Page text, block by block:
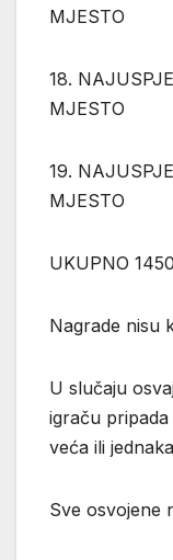
18.
19.
UKUPNO
Nagrade nisu
U slučaju
igraču
veća ili
Sve osvojene